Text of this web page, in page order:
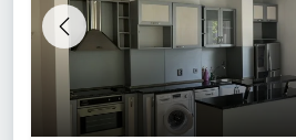
Previous